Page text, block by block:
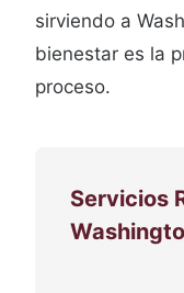
sirviendo a
bienestar es la
proceso.
Servicios